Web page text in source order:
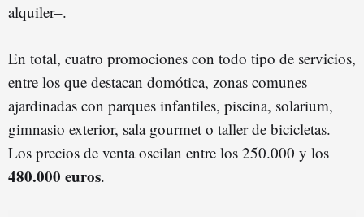
alquiler–.
En total, cuatro promociones con todo tipo de servicios,
entre los que destacan domótica, zonas comunes
ajardinadas con parques infantiles, piscina, solarium,
gimnasio exterior, sala gourmet o taller de bicicletas.
Los precios de venta oscilan entre los 250.000 y los
480.000 euros.